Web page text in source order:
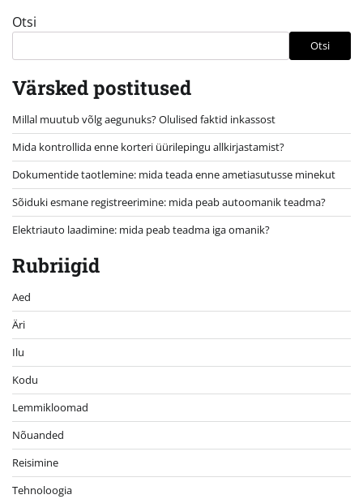
leheküljendus
Otsi
Otsi
Värsked postitused
Millal muutub võlg aegunuks? Olulised faktid inkassost
Mida kontrollida enne korteri üürilepingu allkirjastamist?
Dokumentide taotlemine: mida teada enne ametiasutusse minekut
Sõiduki esmane registreerimine: mida peab autoomanik teadma?
Elektriauto laadimine: mida peab teadma iga omanik?
Rubriigid
Aed
Äri
Ilu
Kodu
Lemmikloomad
Nõuanded
Reisimine
Tehnoloogia